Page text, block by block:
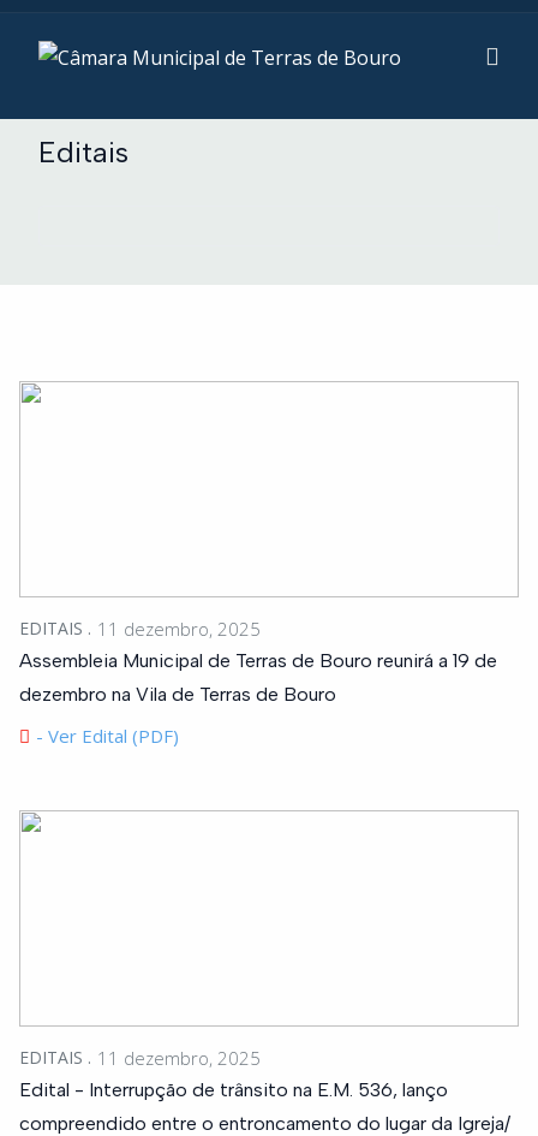
Editais
EDITAIS 11 dezembro, 2025
Assembleia Municipal de Terras de Bouro reunirá a 19 de
dezembro na Vila de Terras de Bouro
- Ver Edital (PDF)
EDITAIS 11 dezembro, 2025
Edital - Interrupção de trânsito na E.M. 536, lanço
compreendido entre o entroncamento do lugar da Igreja/